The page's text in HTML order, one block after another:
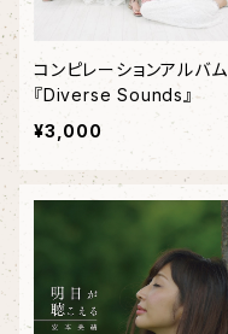
コンピレーションアルバム
『Diverse Sounds』
¥3,000